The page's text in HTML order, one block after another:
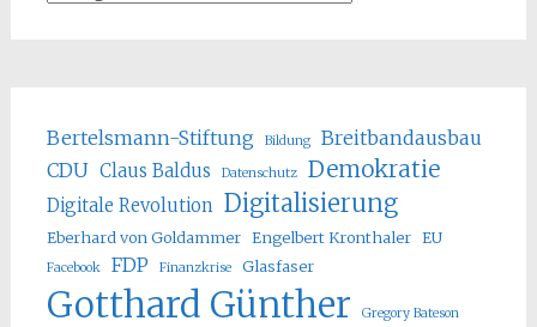
Bertelsmann-Stiftung Bildung
Breitbandausbau
CDU Claus Baldus Datenschutz Demokratie
Digitale Revolution Digitalisierung
Eberhard von Goldammer Engelbert Kronthaler EU
Facebook FDP Finanzkrise Glasfaser
Gotthard Günther Gregory Bateson